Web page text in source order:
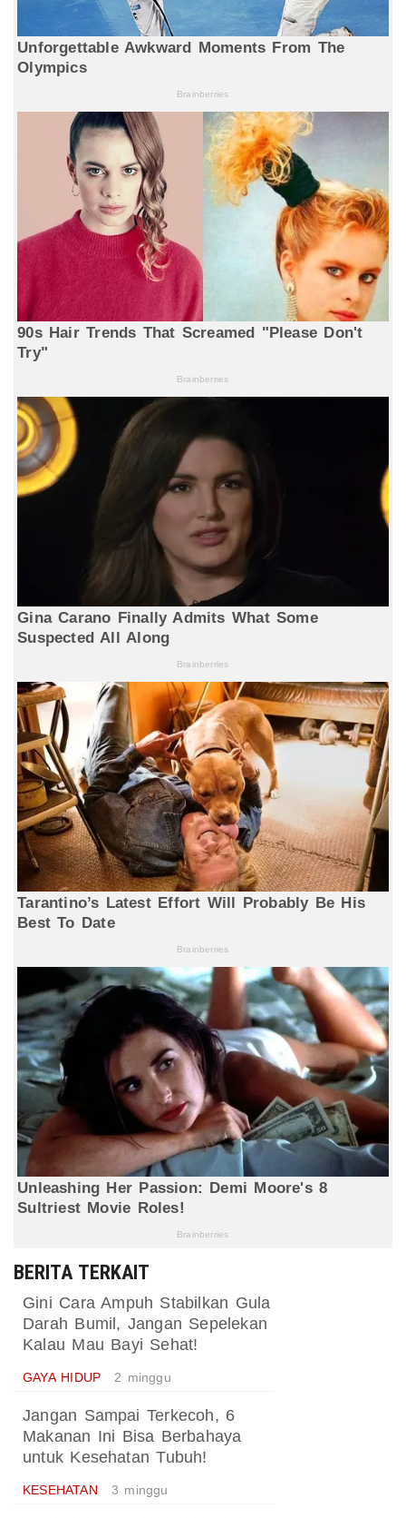
BERITA TERKAIT
Gini Cara Ampuh Stabilkan Gula
Darah Bumil, Jangan Sepelekan
Kalau Mau Bayi Sehat!
GAYA HIDUP 2 minggu
Jangan Sampai Terkecoh, 6
Makanan Ini Bisa Berbahaya
untuk Kesehatan Tubuh!
KESEHATAN 3 minggu